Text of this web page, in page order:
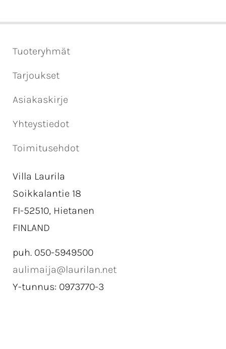
Tuoteryhmät
Tarjoukset
Asiakaskirje
Yhteystiedot
Toimitusehdot
Villa Laurila
Soikkalantie 18
FI-52510, Hietanen
FINLAND
puh. 050-5949500
aulimaija@laurilan.net
Y-tunnus: 0973770-3